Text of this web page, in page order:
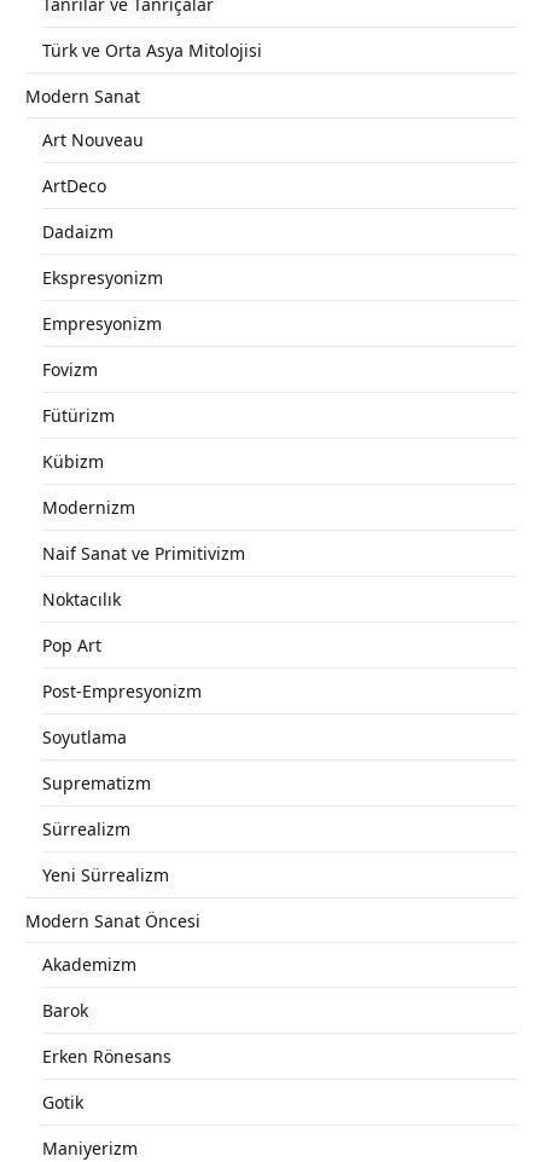
Tanrılar ve Tanrıçalar
Türk ve Orta Asya Mitolojisi
Modern Sanat
Art Nouveau
ArtDeco
Dadaizm
Ekspresyonizm
Empresyonizm
Fovizm
Fütürizm
Kübizm
Modernizm
Naif Sanat ve Primitivizm
Noktacılık
Pop Art
Post-Empresyonizm
Soyutlama
Suprematizm
Sürrealizm
Yeni Sürrealizm
Modern Sanat Öncesi
Akademizm
Barok
Erken Rönesans
Gotik
Maniyerizm